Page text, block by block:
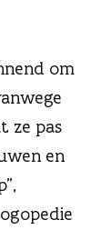
om
ze pas
en